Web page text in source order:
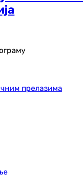
прелазима